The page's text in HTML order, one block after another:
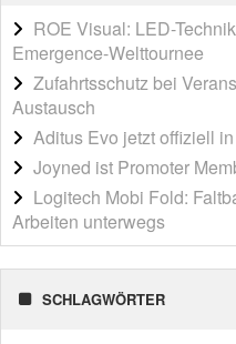
ROE Visual: LED-
Emergence-Welttournee
Zufahrtsschutz bei
Austausch
Aditus Evo jetzt offiziell
Joyned ist Promoter
Logitech Mobi Fold:
Arbeiten unterwegs
SCHLAGWÖRTER